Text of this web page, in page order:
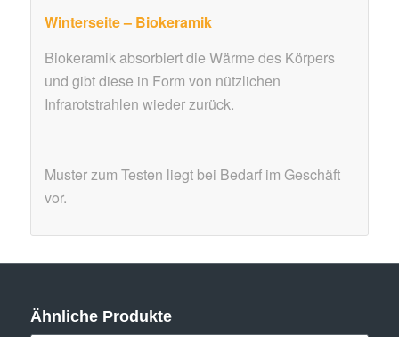
Winterseite – Biokeramik
Biokeramik absorbiert die Wärme des Körpers
und gibt diese in Form von nützlichen
Infrarotstrahlen wieder zurück.
Muster zum Testen liegt bei Bedarf im Geschäft
vor.
Ähnliche Produkte